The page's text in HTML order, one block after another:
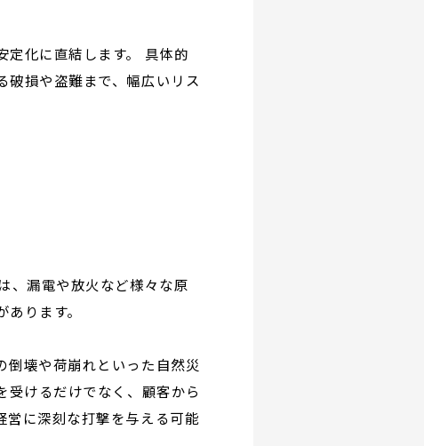
定化に直結します。 具体的
破損や盗難まで、幅広いリス
、漏電や放火など様々な原
ります。
倒壊や荷崩れといった自然災
受けるだけでなく、顧客から
営に深刻な打撃を与える可能